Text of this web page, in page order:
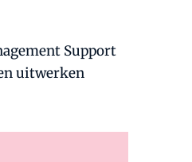
Support
uitwerken